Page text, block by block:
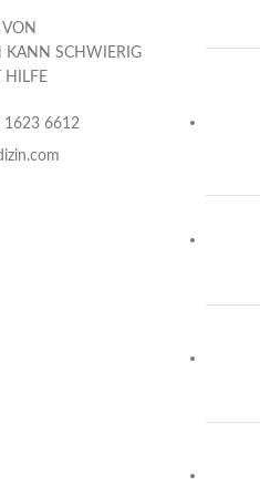
KANN SCHWIERIG
HILFE
1623 6612